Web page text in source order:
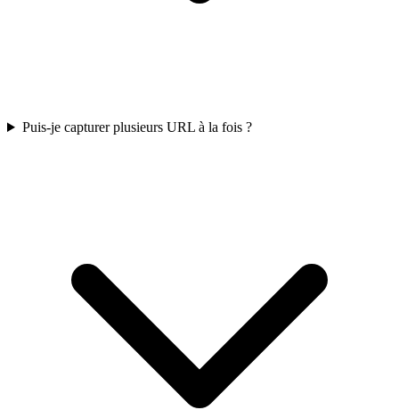
Puis-je capturer plusieurs URL à la fois ?